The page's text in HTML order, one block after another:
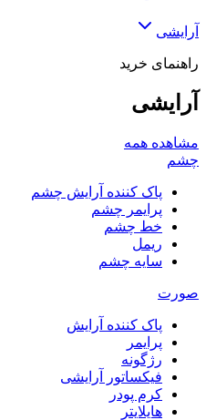
آرایشی
راهنمای خرید
آرایشی
مشاهده همه
چشم
پاک کننده آرایش چشم
پرایمر چشم
خط چشم
ریمل
سایه چشم
صورت
پاک کننده آرایش
پرایمر
رژگونه
فیکساتور آرایشی
کرم پودر
هایلایتر